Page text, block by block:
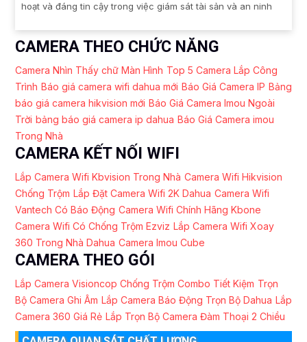
hoạt và đáng tin cậy trong việc giám sát tài sản và an ninh
CAMERA THEO CHỨC NĂNG
Camera Nhìn Thấy chữ Màn Hình Top 5 Camera Lắp Công
Trình Báo giá camera wifi dahua mới Báo Giá Camera IP Bảng
báo giá camera hikvision mới Báo Giá Camera Imou Ngoài
Trời bảng báo giá camera ip dahua Báo Giá Camera imou
Trong Nhà
CAMERA KẾT NỐI WIFI
Lắp Camera Wifi Kbvision Trong Nhà Camera Wifi Hikvision
Chống Trộm Lắp Đặt Camera Wifi 2K Dahua Camera Wifi
Vantech Có Báo Động Camera Wifi Chính Hãng Kbone
Camera Wifi Có Chống Trộm Ezviz Lắp Camera Wifi Xoay
360 Trong Nhà Dahua Camera Imou Cube
CAMERA THEO GÓI
Lắp Camera Visioncop Chống Trộm Combo Tiết Kiệm Trọn
Bộ Camera Ghi Âm Lắp Camera Báo Động Trọn Bộ Dahua Lắp
Camera 360 Giá Rẻ Lắp Trọn Bộ Camera Đàm Thoại 2 Chiều